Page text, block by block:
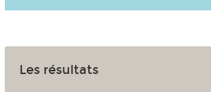
Les résultats